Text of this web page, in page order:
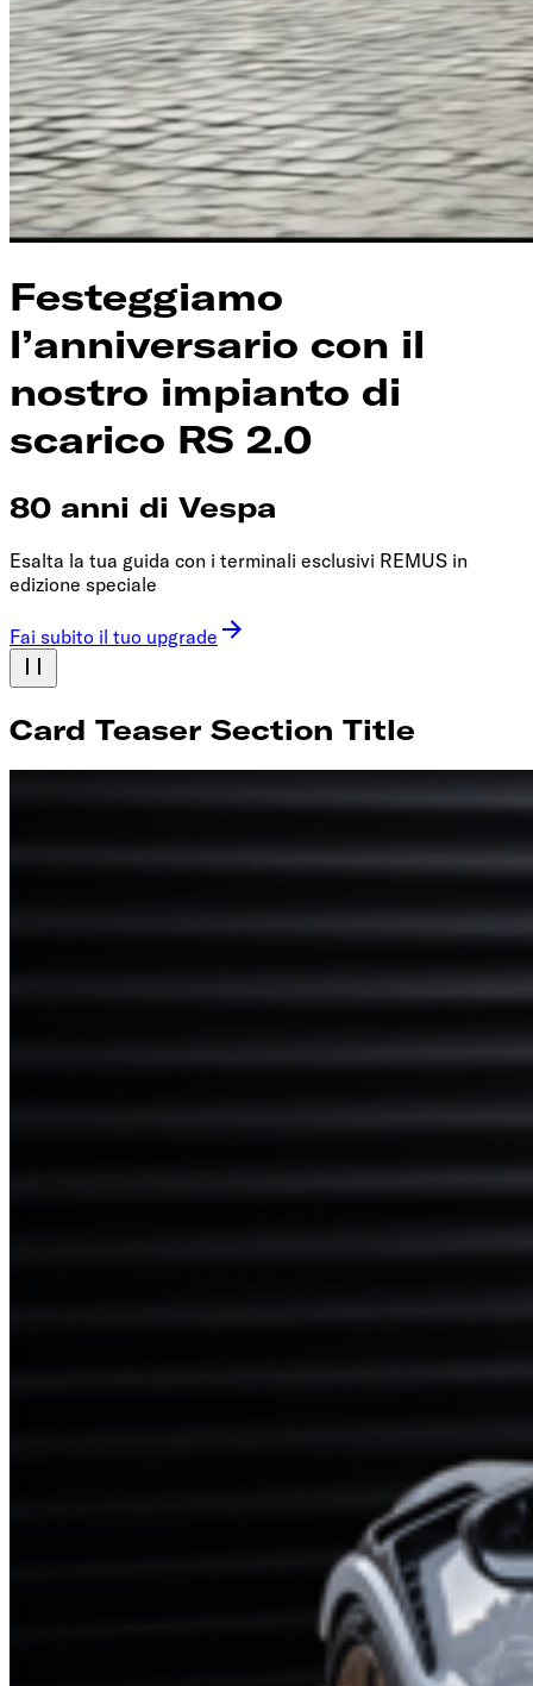
Festeggiamo
l’anniversario con il
nostro impianto di
scarico RS 2.0
80 anni di Vespa
Esalta la tua guida con i terminali esclusivi REMUS in
edizione speciale
Fai subito il tuo upgrade
Card Teaser Section Title